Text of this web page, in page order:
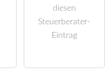
diesen
Steuerberater-
Eintrag